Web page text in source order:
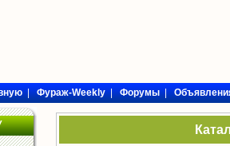
|Фураж-Weekly|Форумы|